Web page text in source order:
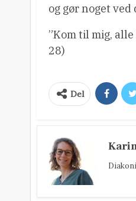
og gør noget
”Kom til mig,
28)
Del